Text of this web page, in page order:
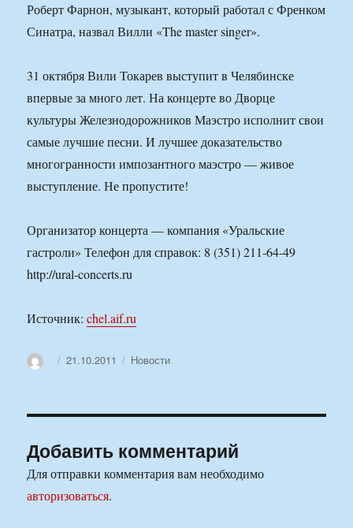
Роберт Фарнон, музыкант, который работал с Френком
Синатра, назвал Вилли «The master singer».
31 октября Вили Токарев выступит в Челябинске
впервые за много лет. На концерте во Дворце
культуры Железнодорожников Маэстро исполнит свои
самые лучшие песни. И лучшее доказательство
многогранности импозантного маэстро — живое
выступление. Не пропустите!
Организатор концерта — компания «Уральские
гастроли» Телефон для справок: 8 (351) 211-64-49
http://ural-concerts.ru
Источник:chel.aif.ru
АвторОпубликовано
21.10.2011 Рубрики
Новости
Добавить комментарий
Для отправки комментария вам необходимо
авторизоваться.